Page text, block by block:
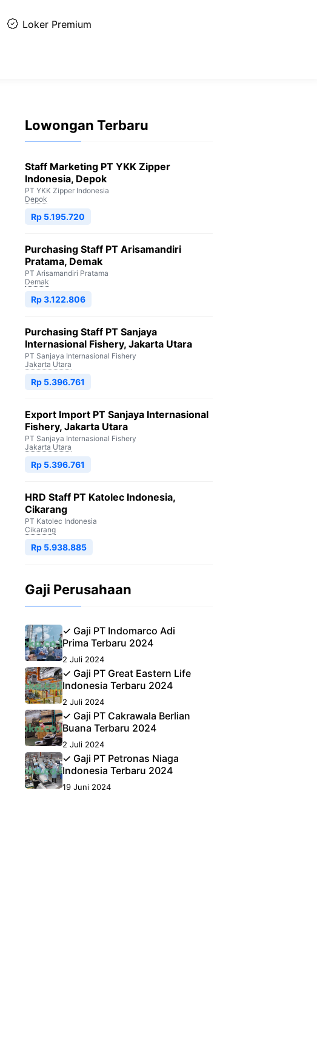
Loker Premium
Lowongan Terbaru
Staff Marketing PT YKK Zipper
Indonesia, Depok
PT YKK Zipper Indonesia
Depok
Rp 5.195.720
Purchasing Staff PT Arisamandiri
Pratama, Demak
PT Arisamandiri Pratama
Demak
Rp 3.122.806
Purchasing Staff PT Sanjaya
Internasional Fishery, Jakarta Utara
PT Sanjaya Internasional Fishery
Jakarta Utara
Rp 5.396.761
Export Import PT Sanjaya Internasional
Fishery, Jakarta Utara
PT Sanjaya Internasional Fishery
Jakarta Utara
Rp 5.396.761
HRD Staff PT Katolec Indonesia,
Cikarang
PT Katolec Indonesia
Cikarang
Rp 5.938.885
Gaji Perusahaan
✓ Gaji PT Indomarco Adi
Prima Terbaru 2024
2 Juli 2024
✓ Gaji PT Great Eastern Life
Indonesia Terbaru 2024
2 Juli 2024
✓ Gaji PT Cakrawala Berlian
Buana Terbaru 2024
2 Juli 2024
✓ Gaji PT Petronas Niaga
Indonesia Terbaru 2024
19 Juni 2024